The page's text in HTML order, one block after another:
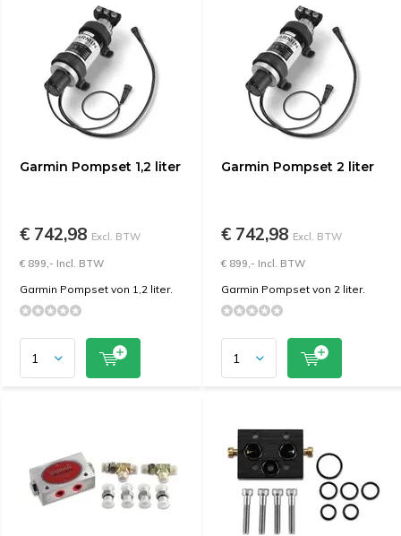
Garmin Pompset 1,2 liter
€ 742,98 Excl. BTW
€ 899,- Incl. BTW
Garmin Pompset von 1,2 liter.
Garmin Pompset 2 liter
€ 742,98 Excl. BTW
€ 899,- Incl. BTW
Garmin Pompset von 2 liter.